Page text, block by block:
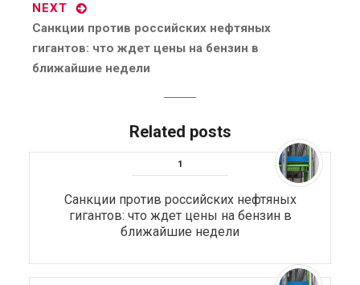
NEXT
Next
post:
Санкции против российских нефтяных
гигантов: что ждет цены на бензин в
ближайшие недели
Related posts
Санкции против российских нефтяных
гигантов: что ждет цены на бензин в
ближайшие недели